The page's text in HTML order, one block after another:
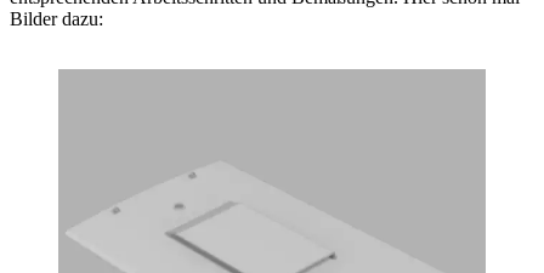
Bilder dazu: